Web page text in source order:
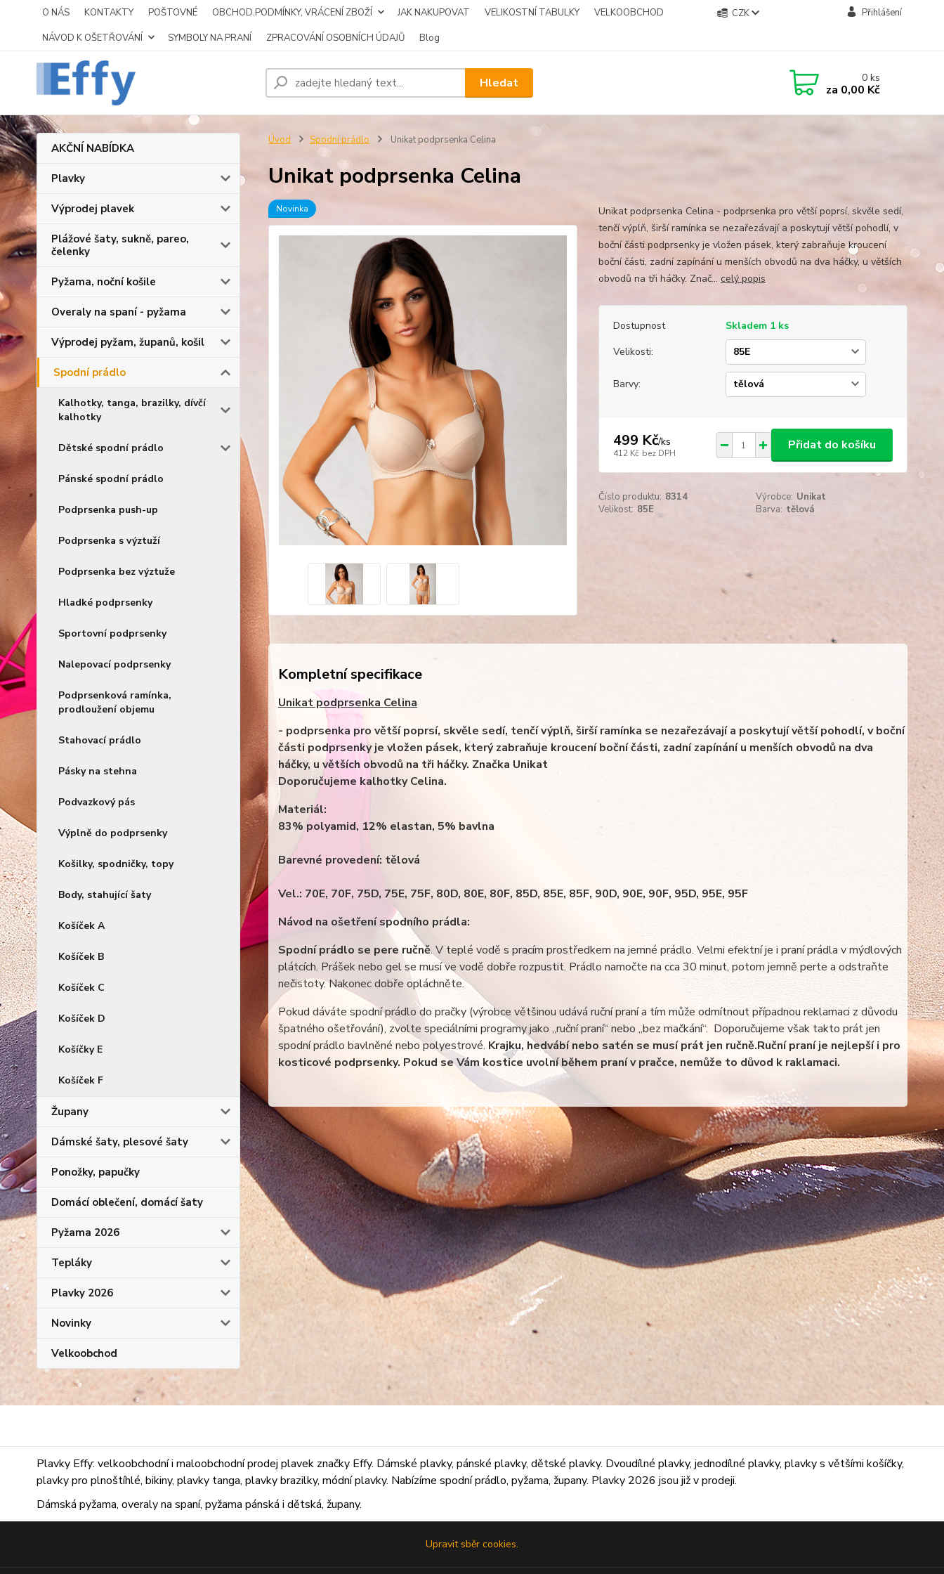
O NÁS KONTAKTY POŠTOVNÉ OBCHOD.PODMÍNKY, VRÁCENÍ ZBOŽÍ JAK NAKUPOVAT VELIKOSTNÍ TABULKY
VELKOOBCHOD
NÁVOD K OŠETŘOVÁNÍ
SYMBOLY NA PRANÍ ZPRACOVÁNÍ OSOBNÍCH ÚDAJŮ Blog
CZK Přihlášení
Hledat 0ks
za 0,00 Kč
AKČNÍ NABÍDKA
Plavky
Výprodej plavek
Plážové šaty, sukně, pareo,
čelenky
Pyžama, noční košile
Overaly na spaní - pyžama
Výprodej pyžam, županů, košil
Spodní prádlo
Kalhotky, tanga, brazilky, dívčí
kalhotky
Dětské spodní prádlo
Pánské spodní prádlo
Podprsenka push-up
Podprsenka s výztuží
Podprsenka bez výztuže
Hladké podprsenky
Sportovní podprsenky
Nalepovací podprsenky
Podprsenková ramínka,
prodloužení objemu
Stahovací prádlo
Pásky na stehna
Podvazkový pás
Výplně do podprsenky
Košilky, spodničky, topy
Body, stahující šaty
Košíček A
Košíček B
Košíček C
Košíček D
Košíčky E
Košíček F
Župany
Dámské šaty, plesové šaty
Ponožky, papučky
Domácí oblečení, domácí šaty
Pyžama 2026
Tepláky
Plavky 2026
Novinky
Velkoobchod
Úvod Spodní prádlo Unikat podprsenka Celina
Unikat podprsenka Celina
Novinka
Unikat podprsenka Celina - podprsenka pro větší poprsí, skvěle sedí,
tenčí výplň, širší ramínka se nezařezávají a poskytují větší pohodlí, v
boční části podprsenky je vložen pásek, který zabraňuje kroucení
boční části, zadní zapínání u menších obvodů na dva háčky, u větších
obvodů na tři háčky. Znač... celý popis
Dostupnost
Skladem 1 ks
Velikosti:
Barvy:
499 Kč/ks
412 Kč bez DPH
Přidat do košíku
Číslo produktu: 8314 Výrobce: Unikat
Velikost: 85E Barva: tělová
Kompletní specifikace
Unikat podprsenka Celina
- podprsenka pro větší poprsí, skvěle sedí, tenčí výplň, širší ramínka se nezařezávají a poskytují větší pohodlí, v boční
části podprsenky je vložen pásek, který zabraňuje kroucení boční části, zadní zapínání u menších obvodů na dva
háčky, u větších obvodů na tři háčky. Značka Unikat
Doporučujeme kalhotky Celina.
Materiál:
83% polyamid, 12% elastan, 5% bavlna
Barevné provedení: tělová
Vel.: 70E, 70F, 75D, 75E, 75F, 80D, 80E, 80F, 85D, 85E, 85F, 90D, 90E, 90F, 95D, 95E, 95F
Návod na ošetření spodního prádla:
Spodní prádlo se pere ručně. V teplé vodě s pracím prostředkem na jemné prádlo. Velmi efektní je i praní prádla v mýdlových
plátcích. Prášek nebo gel se musí ve vodě dobře rozpustit. Prádlo namočte na cca 30 minut, potom jemně perte a odstraňte
nečistoty. Nakonec dobře opláchněte.
Pokud dáváte spodní prádlo do pračky (výrobce většinou udává ruční praní a tím může odmítnout případnou reklamaci z důvodu
špatného ošetřování), zvolte speciálními programy jako „ruční praní“ nebo „bez mačkání“. Doporučujeme však takto prát jen
spodní prádlo bavlněné nebo polyestrové. Krajku, hedvábí nebo satén se musí prát jen ručně.Ruční praní je nejlepší i pro
kosticové podprsenky. Pokud se Vám kostice uvolní během praní v pračce, nemůže to důvod k raklamaci.
Plavky Effy: velkoobchodní i maloobchodní prodej plavek značky Effy. Dámské plavky, pánské plavky, dětské plavky. Dvoudílné plavky, jednodílné plavky, plavky s většími košíčky,
plavky pro plnoštíhlé, bikiny, plavky tanga, plavky brazilky, módní plavky. Nabízíme spodní prádlo, pyžama, župany. Plavky 2026 jsou již v prodeji.
Dámská pyžama, overaly na spaní, pyžama pánská i dětská, župany.
Upravit sběr cookies.